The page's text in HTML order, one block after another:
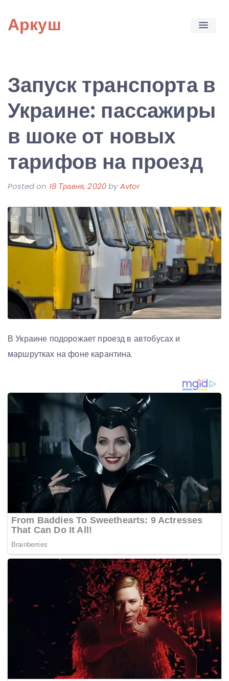
content
Аркуш
Запуск транспорта в
Украине: пассажиры
в шоке от новых
тарифов на проезд
Posted on 18 Травня, 2020byAvtor
В Украине подорожает проезд в автобусах и
маршрутках на фоне карантина.